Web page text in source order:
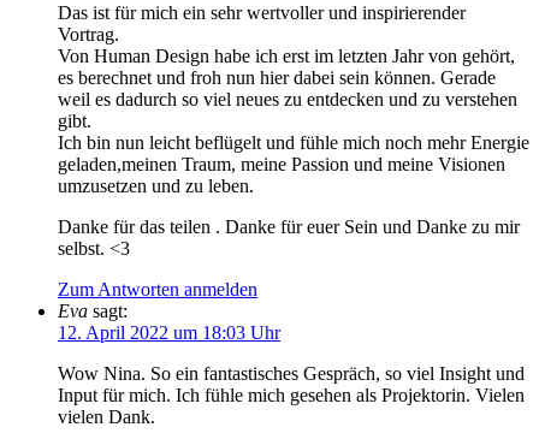
Das ist für mich ein sehr wertvoller und inspirierender
Vortrag.
Von Human Design habe ich erst im letzten Jahr von gehört,
es berechnet und froh nun hier dabei sein können. Gerade
weil es dadurch so viel neues zu entdecken und zu verstehen
gibt.
Ich bin nun leicht beflügelt und fühle mich noch mehr Energie
geladen,meinen Traum, meine Passion und meine Visionen
umzusetzen und zu leben.
Danke für das teilen . Danke für euer Sein und Danke zu mir
selbst. <3
Zum Antworten anmelden
Eva sagt:
12. April 2022 um 18:03 Uhr
Wow Nina. So ein fantastisches Gespräch, so viel Insight und
Input für mich. Ich fühle mich gesehen als Projektorin. Vielen
vielen Dank.